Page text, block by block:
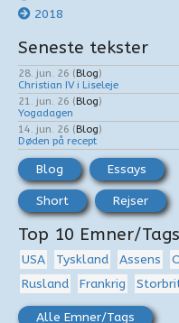
2018
Seneste tekster
28. jun. 26 (Blog)
Christian IV i Liseleje
21. jun. 26 (Blog)
Yogadagen
14. jun. 26 (Blog)
Døden på recept
Blog Essays
Short Rejser
Top 10 Emner/Tags
USA Tyskland Assens
Rusland
Frankrig
Alle Emner/Tags